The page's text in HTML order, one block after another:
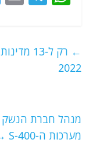
s
g
l ←
רק ל-13
2022
מנהל חברת הנשק
מערכות ה-S-400